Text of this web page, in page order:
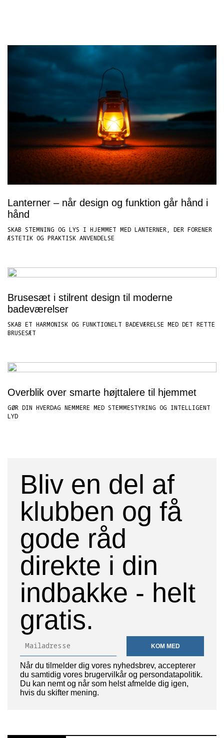
Lanterner – når design og funktion går hånd i
hånd
SKAB STEMNING OG LYS I HJEMMET MED LANTERNER, DER FORENER
ÆSTETIK OG PRAKTISK ANVENDELSE
Brusesæt i stilrent design til moderne
badeværelser
SKAB ET HARMONISK OG FUNKTIONELT BADEVÆRELSE MED DET RETTE
BRUSESÆT
Overblik over smarte højttalere til hjemmet
GØR DIN HVERDAG NEMMERE MED STEMMESTYRING OG INTELLIGENT
LYD
Bliv en del af
klubben og få
gode råd
direkte i din
indbakke - helt
gratis.
KOM MED
Når du tilmelder dig vores nyhedsbrev, accepterer
du samtidig vores brugervilkår og persondatapolitik.
Du kan nemt og når som helst afmelde dig igen,
hvis du skifter mening.